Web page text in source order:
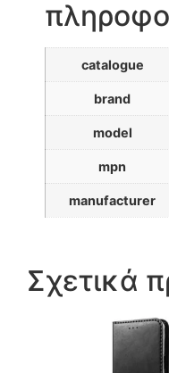
catalogue
brand
model
mpn
manufacturer
Σχετικά